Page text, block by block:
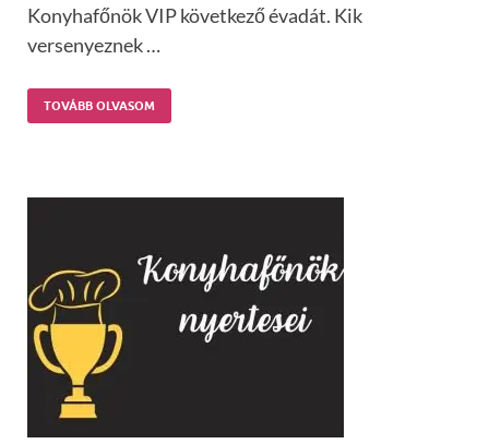
Konyhafőnök VIP következő évadát. Kik
versenyeznek …
TOVÁBB OLVASOM